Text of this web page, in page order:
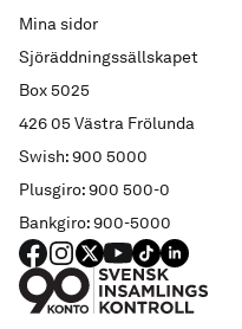
Sjöräddningssällskapet
Box 5025
426 05 Västra Frölunda
Swish: 900 5000
Plusgiro: 900 500-0
Bankgiro: 900-5000
Mina sidor
FACEBOOK
Instagram
X YouTube
TIKTOKLINKED IN